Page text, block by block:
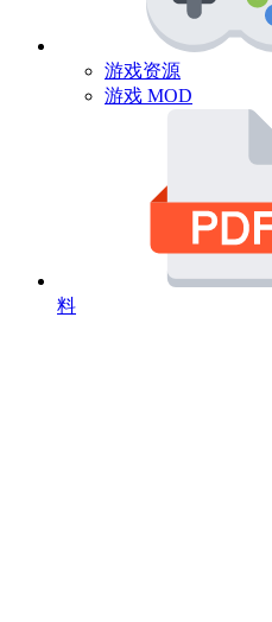
游戏资源
游戏 MOD
料